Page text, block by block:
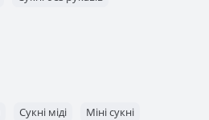
Сукні міді
Міні сукні